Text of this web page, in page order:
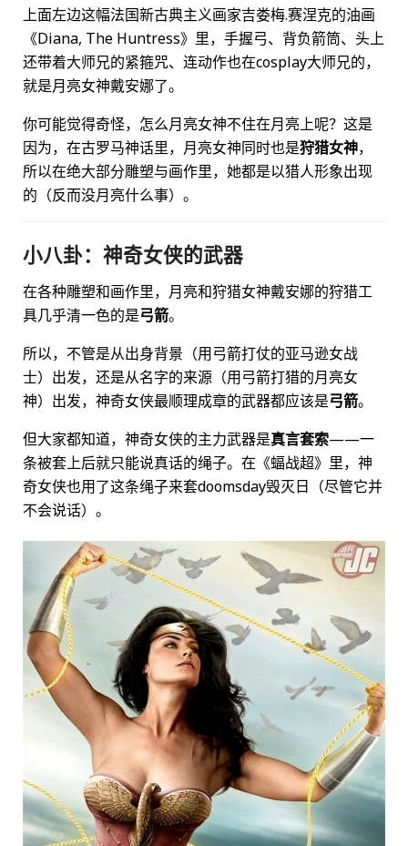
上面左边这幅法国新古典主义画家吉娄梅.赛涅克的油画
《Diana, The Huntress》里，手握弓、背负箭筒、头上
还带着大师兄的紧箍咒、连动作也在cosplay大师兄的，
就是月亮女神戴安娜了。
你可能觉得奇怪，怎么月亮女神不住在月亮上呢？这是
因为，在古罗马神话里，月亮女神同时也是狩猎女神，
所以在绝大部分雕塑与画作里，她都是以猎人形象出现
的（反而没月亮什么事）。
小八卦：神奇女侠的武器
在各种雕塑和画作里，月亮和狩猎女神戴安娜的狩猎工
具几乎清一色的是弓箭。
所以，不管是从出身背景（用弓箭打仗的亚马逊女战
士）出发，还是从名字的来源（用弓箭打猎的月亮女
神）出发，神奇女侠最顺理成章的武器都应该是弓箭。
但大家都知道，神奇女侠的主力武器是真言套索——一
条被套上后就只能说真话的绳子。在《蝠战超》里，神
奇女侠也用了这条绳子来套doomsday毁灭日（尽管它并
不会说话）。